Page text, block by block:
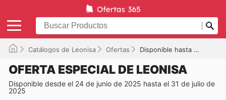
Catálogos de Leonisa Ofertas Disponible hasta el 31/07/2025
OFERTA ESPECIAL DE LEONISA
Disponible desde el 24 de junio de 2025 hasta el 31 de julio de
2025